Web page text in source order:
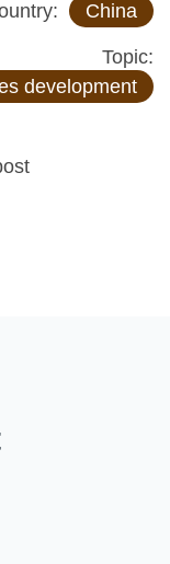
China
Topic:
development